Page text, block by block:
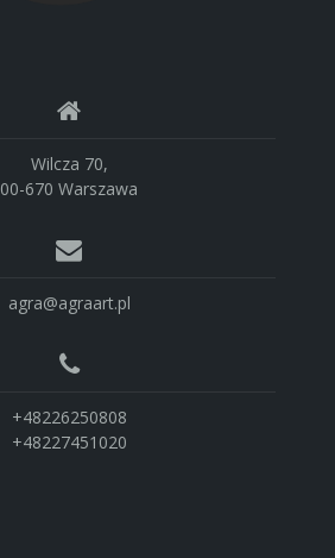
Wilcza 70,
00-670 Warszawa
agra@agraart.pl
+48226250808
+48227451020